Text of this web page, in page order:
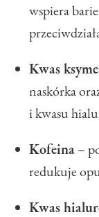
wspiera
Kwas
naskórka
i kwasu
Kofeina–
redukuje
Kwas